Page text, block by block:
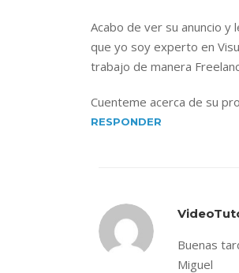
Acabo de ver su anuncio y
que yo soy experto en
trabajo de manera
Cuenteme acerca de su
RESPONDER
Buenas
Miguel